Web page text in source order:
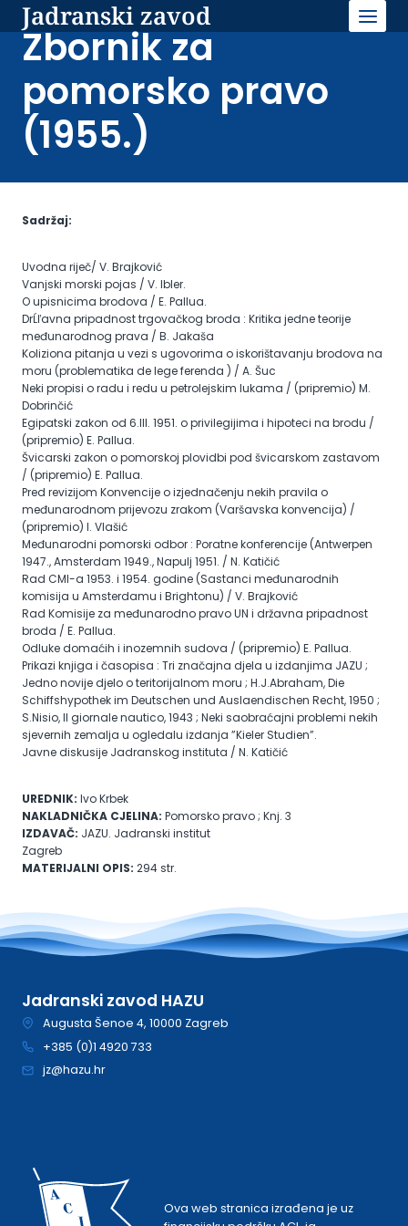
content
Jadranski zavod
Zbornik za
pomorsko pravo
(1955.)
Sadržaj:
Uvodna riječ/ V. Brajković
Vanjski morski pojas / V. Ibler.
O upisnicima brodova / E. Pallua.
DrĹľavna pripadnost trgovačkog broda : Kritika jedne teorije
međunarodnog prava / B. Jakaša
Koliziona pitanja u vezi s ugovorima o iskorištavanju brodova na
moru (problematika de lege ferenda ) / A. Šuc
Neki propisi o radu i redu u petrolejskim lukama / (pripremio) M.
Dobrinčić
Egipatski zakon od 6.III. 1951. o privilegijima i hipoteci na brodu /
(pripremio) E. Pallua.
Švicarski zakon o pomorskoj plovidbi pod švicarskom zastavom
/ (pripremio) E. Pallua.
Pred revizijom Konvencije o izjednačenju nekih pravila o
međunarodnom prijevozu zrakom (Varšavska konvencija) /
(pripremio) I. Vlašić
Međunarodni pomorski odbor : Poratne konferencije (Antwerpen
1947., Amsterdam 1949., Napulj 1951. / N. Katičić
Rad CMI-a 1953. i 1954. godine (Sastanci međunarodnih
komisija u Amsterdamu i Brightonu) / V. Brajković
Rad Komisije za međunarodno pravo UN i državna pripadnost
broda / E. Pallua.
Odluke domaćih i inozemnih sudova / (pripremio) E. Pallua.
Prikazi knjiga i časopisa : Tri značajna djela u izdanjima JAZU ;
Jedno novije djelo o teritorijalnom moru ; H.J.Abraham, Die
Schiffshypothek im Deutschen und Auslaendischen Recht, 1950 ;
S.Nisio, Il giornale nautico, 1943 ; Neki saobraćajni problemi nekih
sjevernih zemalja u ogledalu izdanja ”Kieler Studien”.
Javne diskusije Jadranskog instituta / N. Katičić
UREDNIK: Ivo Krbek
NAKLADNIČKA CJELINA: Pomorsko pravo ; Knj. 3
IZDAVAČ: JAZU. Jadranski institut
Zagreb
MATERIJALNI OPIS: 294 str.
Jadranski zavod HAZU
Augusta Šenoe 4, 10000 Zagreb
+385 (0)1 4920 733
jz@hazu.hr
Ova web stranica izrađena je uz